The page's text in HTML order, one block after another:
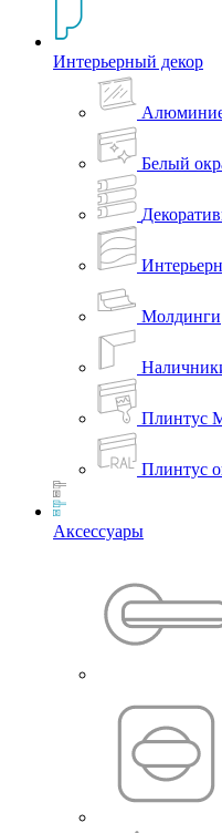
Интерьерный декор
Белый
Молдинги
Плинтус
Плинтус
Аксессуары